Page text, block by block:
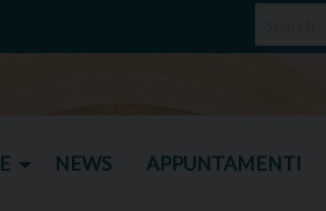
NEWS APPUNTAMENTI